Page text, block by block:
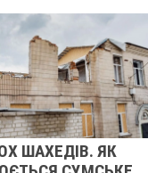
ШАХЕДІВ. ЯК